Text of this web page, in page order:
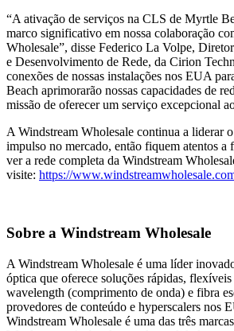
“A ativação de serviços na CLS de Myrtle
marco significativo em nossa colaboração
Wholesale”, disse Federico La Volpe,
e Desenvolvimento de Rede, da Cirion
conexões de nossas instalações nos EUA
Beach aprimorarão nossas capacidades de
missão de oferecer um serviço excepcional
A Windstream Wholesale continua a liderar
impulso no mercado, então fiquem atentos a
ver a rede completa da Windstream
visite: https://
Sobre a Windstream Wholesale
A Windstream Wholesale é uma líder
óptica que oferece soluções rápidas,
wavelength (comprimento de onda) e fibra
provedores de conteúdo e hyperscalers nos
Windstream Wholesale é uma das três